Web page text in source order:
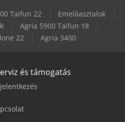
Taifun 22
Emelőasztalok
Agria 5900 Taifun 18
22
Agria 3400
és támogatás